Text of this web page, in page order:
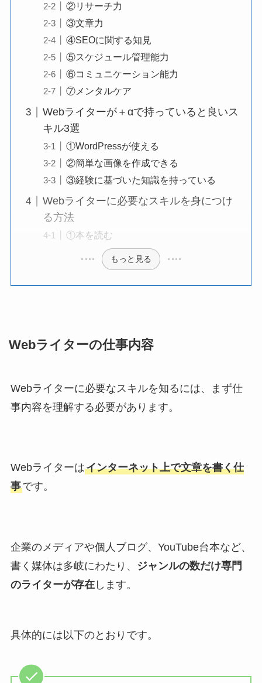
②リサーチ力
③文章力
④SEOに関する知見
⑤スケジュール管理能力
⑥コミュニケーション能力
⑦メンタルケア
Webライターが＋αで持っていると良いス
キル3選
①WordPressが使える
②簡単な画像を作成できる
③経験に基づいた知識を持っている
Webライターに必要なスキルを身につけ
る方法
①本を読む
もっと見る
Webライターの仕事内容
Webライターに必要なスキルを知るには、まず仕
事内容を理解する必要があります。
Webライターはインターネット上で文章を書く仕
事です。
企業のメディアや個人ブログ、YouTube台本など、
書く媒体は多岐にわたり、
ジャンルの数だけ専門
のライターが存在します。
具体的には以下のとおりです。